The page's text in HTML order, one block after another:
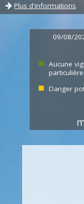
Plus d'informations
09/08/
Aucune
particulière
Danger